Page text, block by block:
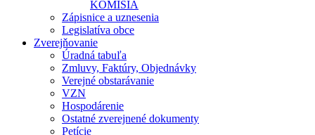
KOMISIA
Zápisnice a uznesenia
Legislatíva obce
Zverejňovanie
Úradná tabuľa
Zmluvy, Faktúry, Objednávky
Verejné obstarávanie
VZN
Hospodárenie
Ostatné zverejnené dokumenty
Petície